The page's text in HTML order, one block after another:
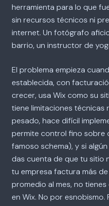
herramienta para lo que
sin recursos técnicos ni
internet. Un fotógrafo
barrio, un instructor de
El problema empieza
establecida, con
crecer, usa Wix como su
tiene limitaciones técnicas
pesado, hace difícil
permite control fino sobre
famoso schema), y si
das cuenta de que tu sitio
tu empresa factura más
promedio al mes, no
en Wix. No por